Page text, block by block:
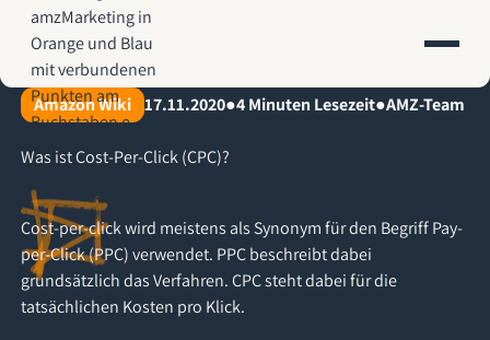
AMZ-Marketing.de - Amazon Agentur für profitables Wachstum
Amazon Wiki 17.11.2020●4Minuten Lesezeit●AMZ-Team
Was ist Cost-Per-Click (CPC)?
Cost-per-click wird meistens als Synonym für den Begriff Pay-
per-Click (PPC) verwendet. PPC beschreibt dabei
grundsätzlich das Verfahren. CPC steht dabei für die
tatsächlichen Kosten pro Klick.